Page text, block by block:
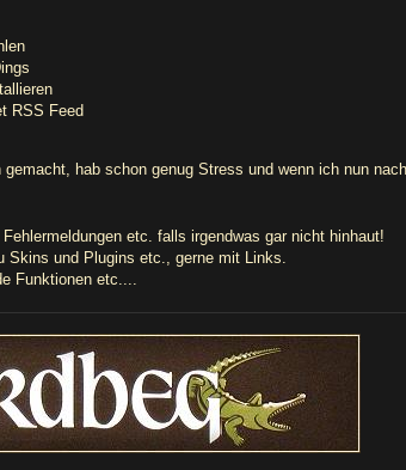
RSS Feed
gemacht, hab schon genug Stress und wenn ich nun
etc. falls irgendwas gar nicht hinhaut!
Skins und Plugins etc., gerne mit Links.
Funktionen etc....